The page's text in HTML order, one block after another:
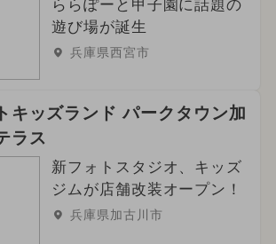
ららぽーと甲子園に話題の
遊び場が誕生
兵庫県西宮市
キッズランド パークタウン加
ラス
新フォトスタジオ、キッズ
ジムが店舗改装オープン！
兵庫県加古川市